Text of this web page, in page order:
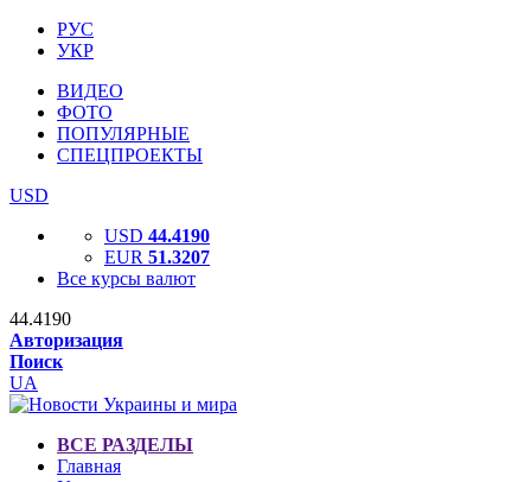
РУС
УКР
ВИДЕО
ФОТО
ПОПУЛЯРНЫЕ
СПЕЦПРОЕКТЫ
USD
USD 44.4190
EUR 51.3207
Все курсы валют
44.4190
Авторизация
Поиск
UA
ВСЕ РАЗДЕЛЫ
Главная